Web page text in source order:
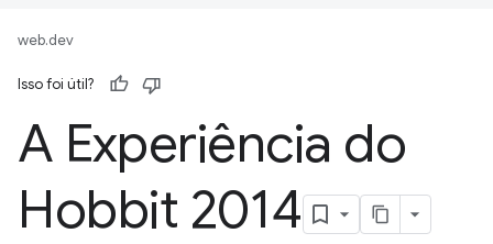
web.dev
Isso foi útil?
A Experiência do
Hobbit 2014